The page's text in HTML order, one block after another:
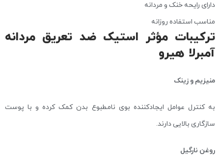
دارای رایحه خنک و مردانه
مناسب استفاده روزانه
ترکیبات مؤثر استیک ضد تعریق مردانه
آمبرلا هیرو
منیزیم و زینک
به کنترل عوامل ایجادکننده بوی نامطبوع بدن کمک کرده و با پوست
سازگاری بالایی دارند.
روغن نارگیل